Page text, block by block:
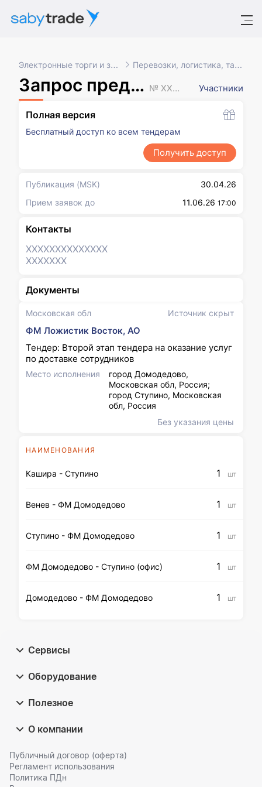
Электронные торги и закупки Перевозки, логистика, таможня
Запрос предложений № XXXXXXX Участники
Московская обл Источник скрыт
ФМ Ложистик Восток, АО
Тендер: Второй этап тендера на оказание услуг
по доставке сотрудников
Место исполнения
город Домодедово,
Московская обл, Россия;
город Ступино, Московская
обл, Россия
Без указания цены
НАИМЕНОВАНИЯ
Кашира - Ступино 1 шт
Венев - ФМ Домодедово 1 шт
Ступино - ФМ Домодедово 1 шт
ФМ Домодедово - Ступино (офис) 1 шт
Домодедово - ФМ Домодедово 1 шт
Полная версия
Бесплатный доступ ко всем тендерам
Получить доступ
Публикация (MSK)
30.04.26
Прием заявок до
11.06.26 17:00
Контакты
XXXXXXXXXXXXXX
XXXXXXX
Документы
Сервисы
Оборудование
Полезное
О компании
Публичный договор (оферта)
Регламент использования
Политика ПДн